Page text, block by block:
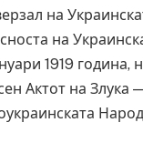
на
на
1919
Актот на Злука